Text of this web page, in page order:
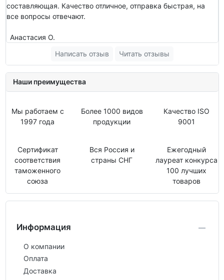
составляющая. Качество отличное, отправка быстрая, на
все вопросы отвечают.
Анастасия О.
Написать отзыв
Читать отзывы
Наши преимущества
Мы работаем с
1997 года
Более 1000 видов
продукции
Качество ISO
9001
Сертификат
соответствия
таможенного
союза
Вся Россия и
страны СНГ
Ежегодный
лауреат конкурса
100 лучших
товаров
Информация
О компании
Оплата
Доставка